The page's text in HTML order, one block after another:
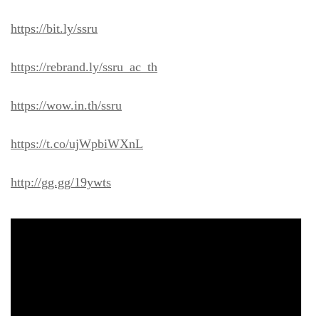
https://bit.ly/ssru
https://rebrand.ly/ssru_ac_th
https://wow.in.th/ssru
https://t.co/ujWpbiWXnL
http://gg.gg/19ywts